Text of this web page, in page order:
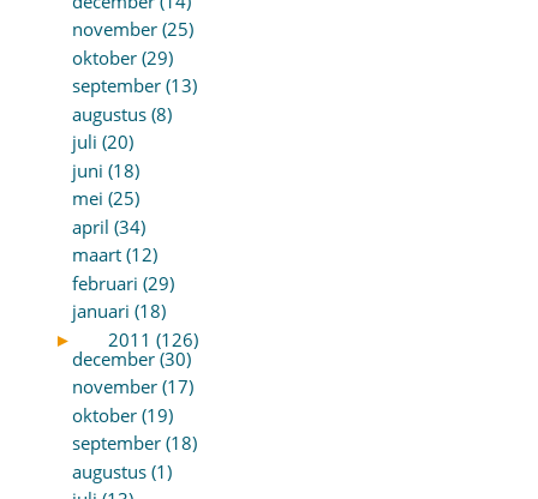
november (25)
oktober (29)
september (13)
augustus (8)
juli (20)
juni (18)
mei (25)
april (34)
maart (12)
februari (29)
januari (18)
►
2011 (126)
december (30)
november (17)
oktober (19)
september (18)
augustus (1)